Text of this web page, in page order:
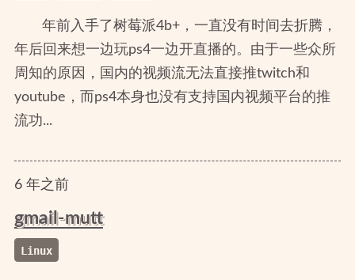
年前入手了树莓派4b+，一直没有时间去折腾，
年后回来想一边玩ps4一边开直播的。由于一些众所
周知的原因，国内的视频流无法直接推twitch和
youtube，而ps4本身也没有支持国内视频平台的推
流功...
6年之前
gmail-mutt
Linux